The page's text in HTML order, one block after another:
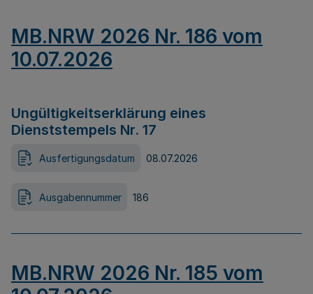
MB.NRW 2026 Nr. 186 vom
10.07.2026
Ungültigkeitserklärung eines
Dienststempels Nr. 17
Ausfertigungsdatum 08.07.2026
Ausgabennummer 186
MB.NRW 2026 Nr. 185 vom